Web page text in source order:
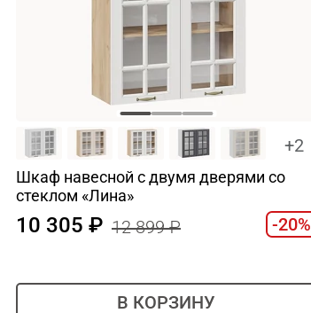
+2
Шкаф навесной c двумя дверями со
стеклом «Лина»
10 305 12 899 -20%
В КОРЗИНУ